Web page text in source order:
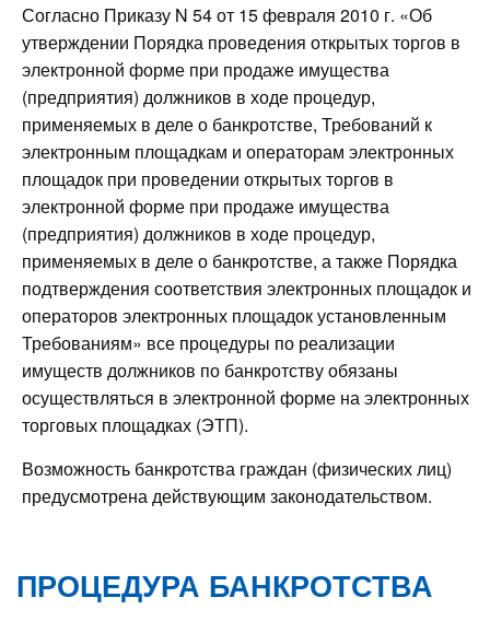
Согласно Приказу N 54 от 15 февраля 2010 г. «Об
утверждении Порядка проведения открытых торгов в
электронной форме при продаже имущества
(предприятия) должников в ходе процедур,
применяемых в деле о банкротстве, Требований к
электронным площадкам и операторам электронных
площадок при проведении открытых торгов в
электронной форме при продаже имущества
(предприятия) должников в ходе процедур,
применяемых в деле о банкротстве, а также Порядка
подтверждения соответствия электронных площадок и
операторов электронных площадок установленным
Требованиям» все процедуры по реализации
имуществ должников по банкротству обязаны
осуществляться в электронной форме на электронных
торговых площадках (ЭТП).
Возможность банкротства граждан (физических лиц)
предусмотрена действующим законодательством.
ПРОЦЕДУРА БАНКРОТСТВА